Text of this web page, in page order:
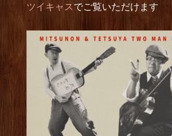
ツイキャスでご覧いただけます